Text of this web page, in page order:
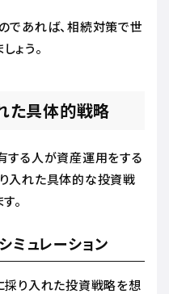
であれば、相続対策で世
ょう。
た具体的戦略
する人が資産運用をする
入れた具体的な投資戦
。
ミュレーション
採り入れた投資戦略を想